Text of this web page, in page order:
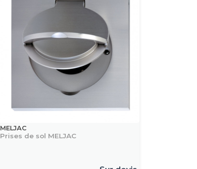
MELJAC
Prises de sol MELJAC